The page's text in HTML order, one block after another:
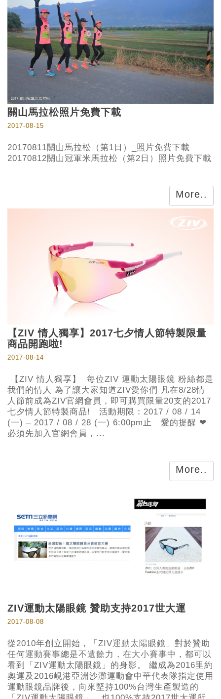
關山馬拉松照片免費下載
2017-08-15
20170811關山馬拉松（第1日）_照片免費下載
20170812關山冠軍米馬拉松（第2日）照片免費下載
More..
【ZIV 情人獨享】2017七夕情人節特製限量
商品開跑啦!
2017-08-14
【ZIV 情人獨享】 每位ZIV 運動太陽眼鏡 粉絲都是
我們的情人 為了讓大家知道ZIV愛你們 凡在8/28情
人節前成為ZIV官網會員，即可購買限量20支的2017
七夕情人節特製商品! 活動期限：2017 / 08 / 14
(一) – 2017 / 08 / 28 (一) 6:00pm止 愛的提醒 ❤
必須先加入官網會員，...
More..
ZIV運動太陽眼鏡 贊助支持2017世大運
2017-08-08
從2010年創立開始，「ZIV運動太陽眼鏡」對於贊助
任何運動賽事總是不遺餘力，在大小賽事中，都可以
看到「ZIV運動太陽眼鏡」的身影。 繼成為2016里約
奧運及2016峴港亞洲沙灘運動會中華代表隊指定使用
運動眼鏡品牌後，向來堅持100%台灣生產製造的